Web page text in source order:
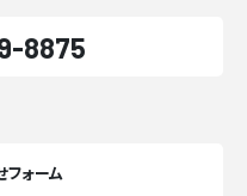
8875
フォーム